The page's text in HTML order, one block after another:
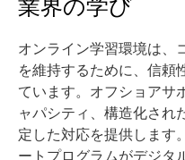
業界の学び
オンライン学習環境は、
を維持するために、信頼
ています。オフショアサ
ャパシティ、構造化され
定した対応を提供します
ートプログラムがデジタ